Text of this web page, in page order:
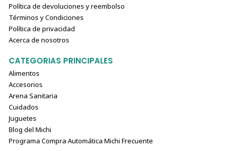
Política de devoluciones y reembolso
Términos y Condiciones
Política de privacidad
Acerca de nosotros
CATEGORIAS PRINCIPALES
Alimentos
Accesorios
Arena Sanitaria
Cuidados
Juguetes
Blog del Michi
Programa Compra Automática Michi Frecuente